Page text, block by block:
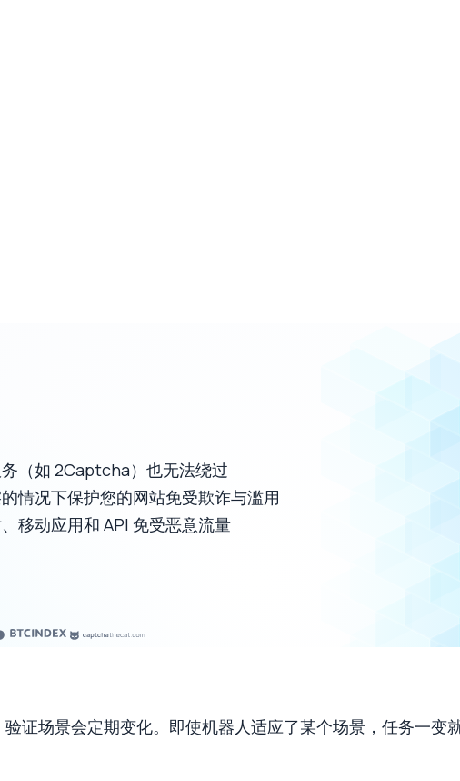
（如 2Captcha）也无法绕过
情况下保护您的网站免受欺诈与滥用
移动应用和 API 免受恶意流量
证场景会定期变化。即使机器人适应了某个场景，任务一